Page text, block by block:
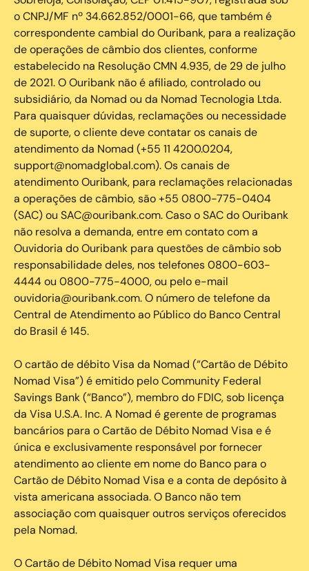
o CNPJ/MF nº 34.662.852/0001-66, que também é
correspondente cambial do Ouribank, para a realização
de operações de câmbio dos clientes, conforme
estabelecido na Resolução CMN 4.935, de 29 de julho
de 2021. O Ouribank não é afiliado, controlado ou
subsidiário, da Nomad ou da Nomad Tecnologia Ltda.
Para quaisquer dúvidas, reclamações ou necessidade
de suporte, o cliente deve contatar os canais de
atendimento da Nomad (+55 11 4200.0204,
support@nomadglobal.com). Os canais de
atendimento Ouribank, para reclamações relacionadas
a operações de câmbio, são +55 0800-775-0404
(SAC) ou SAC@ouribank.com. Caso o SAC do Ouribank
não resolva a demanda, entre em contato com a
Ouvidoria do Ouribank para questões de câmbio sob
responsabilidade deles, nos telefones 0800-603-
4444 ou 0800-775-4000, ou pelo e-mail
ouvidoria@ouribank.com. O número de telefone da
Central de Atendimento ao Público do Banco Central
do Brasil é 145.
O cartão de débito Visa da Nomad (“Cartão de Débito
Nomad Visa”) é emitido pelo Community Federal
Savings Bank (“Banco”), membro do FDIC, sob licença
da Visa U.S.A. Inc. A Nomad é gerente de programas
bancários para o Cartão de Débito Nomad Visa e é
única e exclusivamente responsável por fornecer
atendimento ao cliente em nome do Banco para o
Cartão de Débito Nomad Visa e a conta de depósito à
vista americana associada. O Banco não tem
associação com quaisquer outros serviços oferecidos
pela Nomad.
O Cartão de Débito Nomad Visa requer uma